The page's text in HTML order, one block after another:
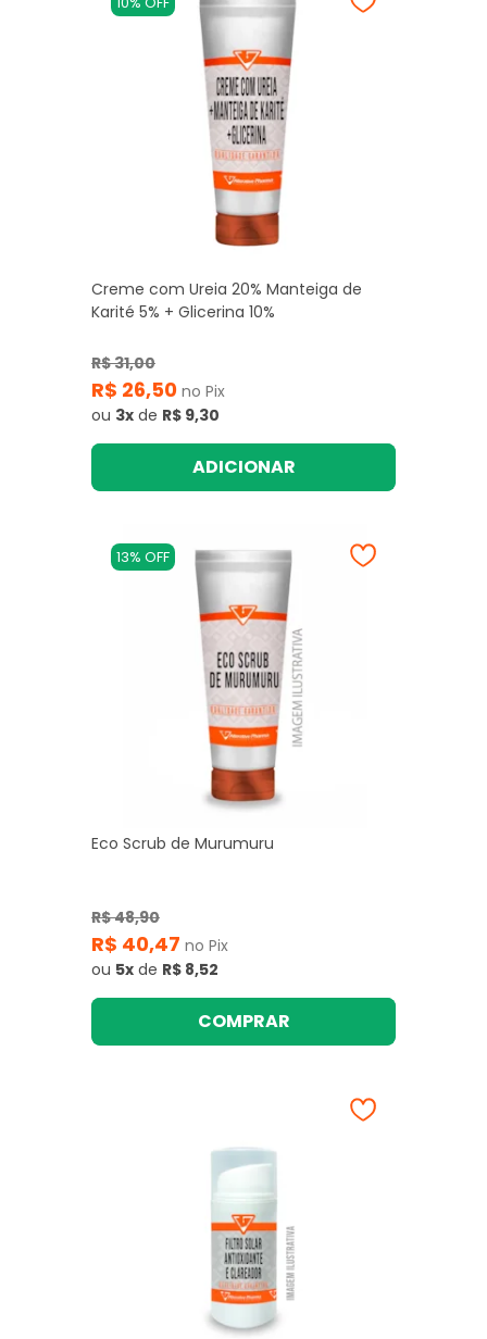
Creme com Ureia 20% Manteiga de
Karité 5% + Glicerina 10%
R$ 31,00
R$ 26,50 no Pix
ou 3x de R$ 9,30
ADICIONAR
13% OFF
Eco Scrub de Murumuru
R$ 48,90
R$ 40,47 no Pix
ou 5x de R$ 8,52
COMPRAR